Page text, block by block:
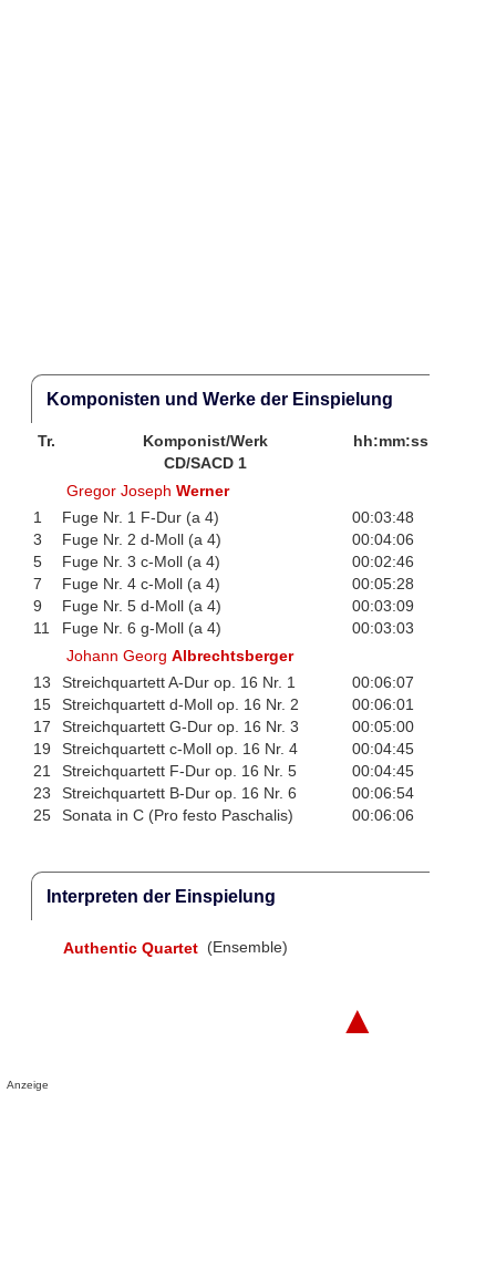
Komponisten und Werke der Einspielung
Tr. Komponist/Werk
hh:mm:ss
CD/SACD 1
Gregor JosephWerner
1
Fuge Nr. 1 F-Dur (a 4)
00:03:48
3
Fuge Nr. 2 d-Moll (a 4)
00:04:06
5
Fuge Nr. 3 c-Moll (a 4)
00:02:46
7
Fuge Nr. 4 c-Moll (a 4)
00:05:28
9
Fuge Nr. 5 d-Moll (a 4)
00:03:09
11
Fuge Nr. 6 g-Moll (a 4)
00:03:03
Johann GeorgAlbrechtsberger
13
Streichquartett A-Dur op. 16 Nr. 1
00:06:07
15
Streichquartett d-Moll op. 16 Nr. 2
00:06:01
17
Streichquartett G-Dur op. 16 Nr. 3
00:05:00
19
Streichquartett c-Moll op. 16 Nr. 4
00:04:45
21
Streichquartett F-Dur op. 16 Nr. 5
00:04:45
23
Streichquartett B-Dur op. 16 Nr. 6
00:06:54
25
Sonata in C (Pro festo Paschalis) 00:06:06
Interpreten der Einspielung
Authentic Quartet (Ensemble)
▲
Anzeige